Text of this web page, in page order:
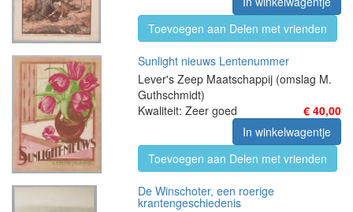
Toevoegen aan Delen met vrienden
Sunlight nieuws Lentenummer
Lever's Zeep Maatschappij (omslag M.
Guthschmidt)
€ 40,00
Kwaliteit: Zeer goed
In winkelwagentje
Toevoegen aan Delen met vrienden
De Winschoter, een roerige
krantengeschiedenis